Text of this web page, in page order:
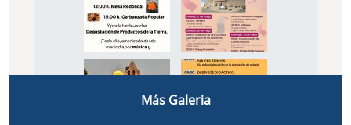
Más Galeria